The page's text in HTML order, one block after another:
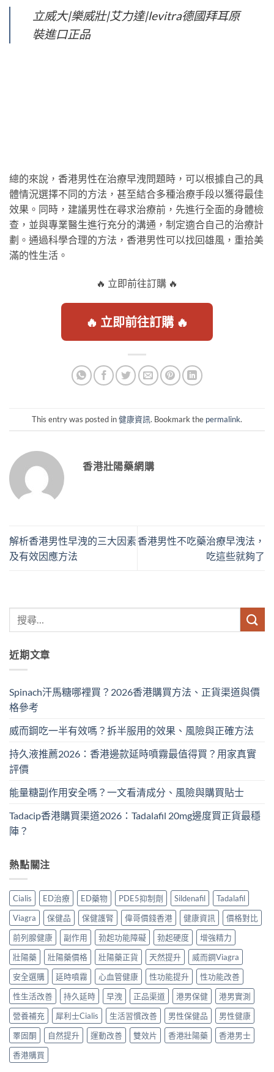
立威大|樂威壯|艾力達|levitra德國拜耳原
裝進口正品
總的來說，香港男性在治療早洩問題時，可以根據自己的具
體情況選擇不同的方法，甚至結合多種治療手段以獲得最佳
效果。同時，建議男性在尋求治療前，先進行全面的身體檢
查，並與專業醫生進行充分的溝通，制定適合自己的治療計
劃。通過科學合理的方法，香港男性可以找回雄風，重拾美
滿的性生活。
🔥 立即前往訂購 🔥
🔥 立即前往訂購 🔥
This entry was posted in健康資訊. Bookmark the permalink.
香港壯陽藥網購
解析香港男性早洩的三大因素
及有效因應方法
香港男性不吃藥治療早洩法，
吃這些就夠了
近期文章
Spinach汗馬糖哪裡買？2026香港購買方法、正貨渠道與價
格參考
威而鋼吃一半有效嗎？拆半服用的效果、風險與正確方法
持久液推薦2026：香港邊款延時噴霧最值得買？用家真實
評價
能量糖副作用安全嗎？一文看清成分、風險與購買貼士
Tadacip香港購買渠道2026：Tadalafil 20mg邊度買正貨最穩
陣？
熱點關注
Cialis ED治療 ED藥物 PDE5抑制劑 Sildenafil
Tadalafil
Viagra
保健品 保健護腎 偉哥價錢香港 健康資訊
價格對比
前列腺健康
副作用 勃起功能障礙 勃起硬度
增強精力
壯陽藥
壯陽藥價格 壯陽藥正貨 天然提升
威而鋼Viagra
安全選購
延時噴霧 心血管健康 性功能提升
性功能改善
性生活改善
持久延時 早洩 正品渠道 港男保健
港男實測
營養補充
犀利士Cialis 生活習慣改善 男性保健品
男性健康
睪固酮
自然提升 運動改善 雙效片 香港壯陽藥
香港男士
香港購買